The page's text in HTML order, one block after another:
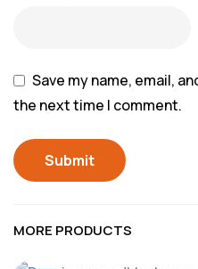
Save my name, email,
the next time I comment.
MORE PRODUCTS